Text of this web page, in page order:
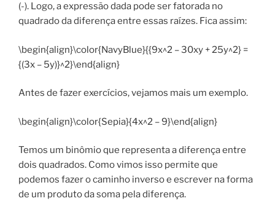
(-). Logo, a expressão dada pode ser fatorada no
quadrado da diferença entre essas raízes. Fica assim:
\begin{align}\color{NavyBlue}{{9x^2 – 30xy + 25y^2} =
{(3x – 5y)}^2}\end{align}
Antes de fazer exercícios, vejamos mais um exemplo.
\begin{align}\color{Sepia}{4x^2 – 9}\end{align}
Temos um binômio que representa a diferença entre
dois quadrados. Como vimos isso permite que
podemos fazer o caminho inverso e escrever na forma
de um produto da soma pela diferença.